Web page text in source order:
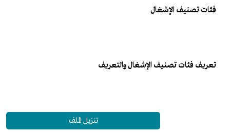
فئات تصنيف الإشغال
تعريف فئات تصنيف الإشغال والتعريف
تنزيل الملف